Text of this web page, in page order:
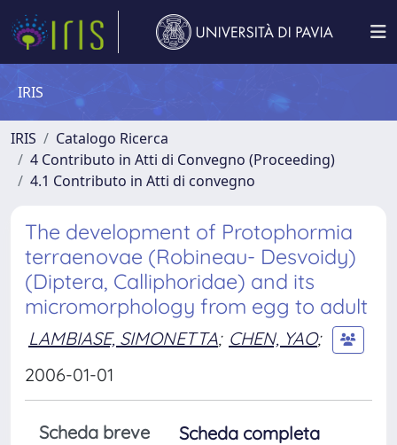
IRIS
IRIS
Catalogo Ricerca
4 Contributo in Atti di Convegno (Proceeding)
4.1 Contributo in Atti di convegno
The development of Protophormia
terraenovae (Robineau- Desvoidy)
(Diptera, Calliphoridae) and its
micromorphology from egg to adult
LAMBIASE, SIMONETTA; CHEN, YAO;
2006-01-01
Scheda breve
Scheda completa